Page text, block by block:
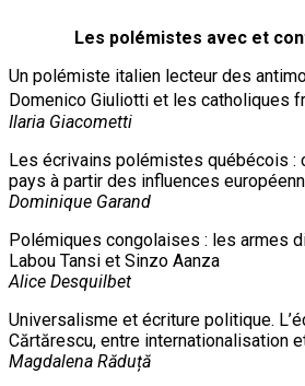
Les polémistes avec et
Un polémiste italien lecteur des
Domenico Giuliotti et les catholiques
Ilaria Giacometti
Les écrivains polémistes québécois :
pays à partir des influences
Dominique Garand
Polémiques congolaises : les armes
Labou Tansi et Sinzo Aanza
Alice Desquilbet
Universalisme et écriture politique.
Cărtărescu, entre internationalisation
Magdalena Răduță